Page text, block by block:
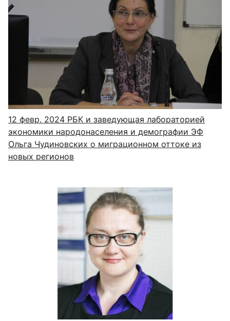
12 февр. 2024 РБК и заведующая лабораторией
экономики народонаселения и демографии ЭФ
Ольга Чудиновских о миграционном оттоке из
новых регионов